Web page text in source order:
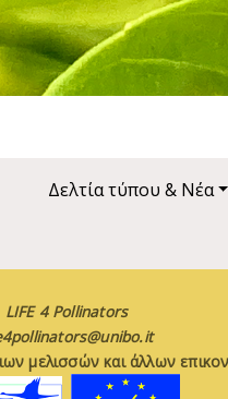
Δελτία τύπου & Νέα
LIFE 4 Pollinators
μελισσών και άλλων